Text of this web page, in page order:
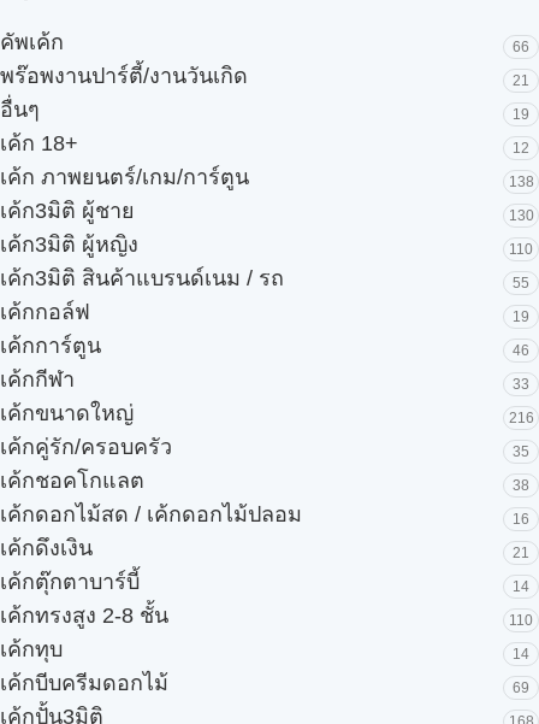
คัพเค้ก 66
พร๊อพงานปาร์ตี้/งานวันเกิด 21
อื่นๆ 19
เค้ก 18+ 12
เค้ก ภาพยนตร์/เกม/การ์ตูน 138
เค้ก3มิติ ผู้ชาย 130
เค้ก3มิติ ผู้หญิง 110
เค้ก3มิติ สินค้าแบรนด์เนม / รถ 55
เค้กกอล์ฟ 19
เค้กการ์ตูน 46
เค้กกีฬา 33
เค้กขนาดใหญ่ 216
เค้กคู่รัก/ครอบครัว 35
เค้กชอคโกแลต 38
เค้กดอกไม้สด / เค้กดอกไม้ปลอม 16
เค้กดึงเงิน 21
เค้กตุ๊กตาบาร์บี้ 14
เค้กทรงสูง 2-8 ชั้น 110
เค้กทุบ 14
เค้กบีบครีมดอกไม้ 69
เค้กปั้น3มิติ